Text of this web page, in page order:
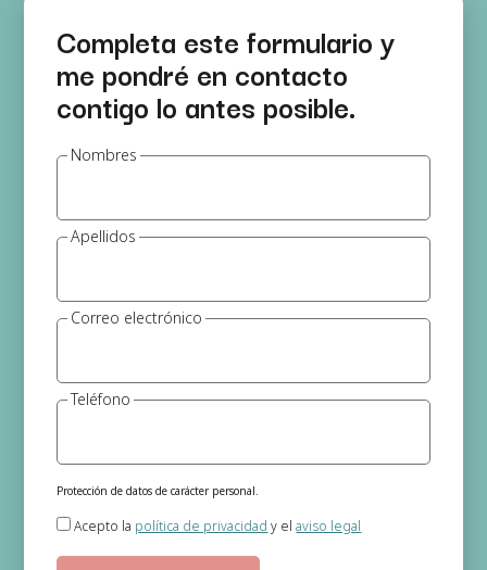
Completa este formulario y
me pondré en contacto
contigo lo antes posible.
Nombres
Apellidos
Correo electrónico
Teléfono
Protección de datos de carácter personal.
Finalidad:Gestión de las solicitudes de información que se realizan a
Acepto la política de privacidad y elaviso legal